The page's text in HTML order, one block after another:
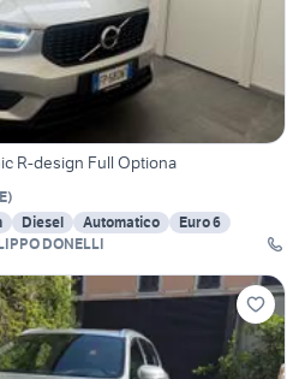
R-design Full Optiona
)
Diesel Automatico
Euro 6
DONELLI